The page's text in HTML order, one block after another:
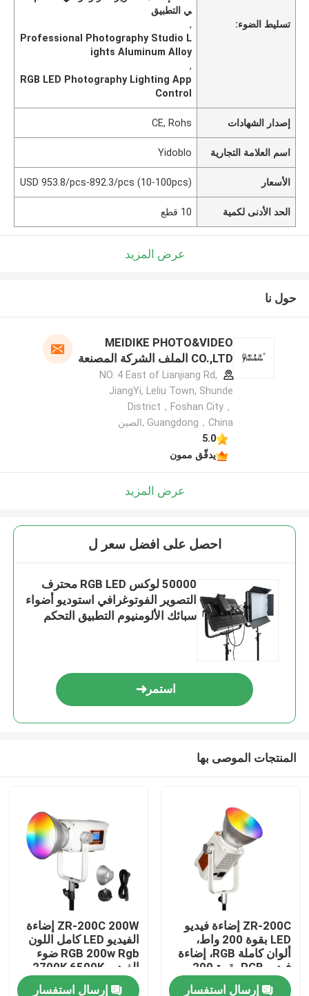
المنتجات
فيديوهات
تسليط الضوء:
ي التطبيق
,
Professional Photography Studio L
ights Aluminum Alloy
,
RGB LED Photography Lighting App
Control
إصدار الشهادات CE, Rohs
اسم العلامة التجارية Yidoblo
الأسعار USD 953.8/pcs-892.3/pcs (10-100pcs)
الحد الأدنى لكمية 10 قطع
عرض المزيد
حول نا
MEIDIKE PHOTO&VIDEO
CO.,LTD الملف الشركة المصنعة
NO. 4 East of Lianjiang Rd,
JiangYi, Leliu Town, Shunde
District，Foshan City，
Guangdong，China ,الصين
5.0
يدقّق ممون
عرض المزيد
احصل على افضل سعر ل
50000 لوكس RGB LED محترف
التصوير الفوتوغرافي استوديو أضواء
سبائك الألومنيوم التطبيق التحكم
استمر
المنتجات الموصى بها
ZR-200C إضاءة فيديو
LED بقوة 200 واط،
ألوان كاملة RGB، إضاءة
فيديو RGB بقوة 200
واط، إضاءة تصوير LED
إرسال استفسار
ZR-200C 200W إضاءة
الفيديو LED كامل اللون
RGB 200w Rgb ضوء
الفيديو 2700K 6500K
COB بوينز جبل التطبيق
إرسال استفسار